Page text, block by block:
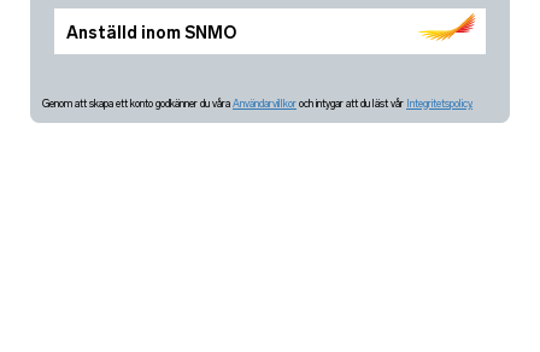
Anställd inom SNMO
Genom att skapa ett konto godkänner du våra Användarvillkor och intygar att du läst vår Integritetspolicy.